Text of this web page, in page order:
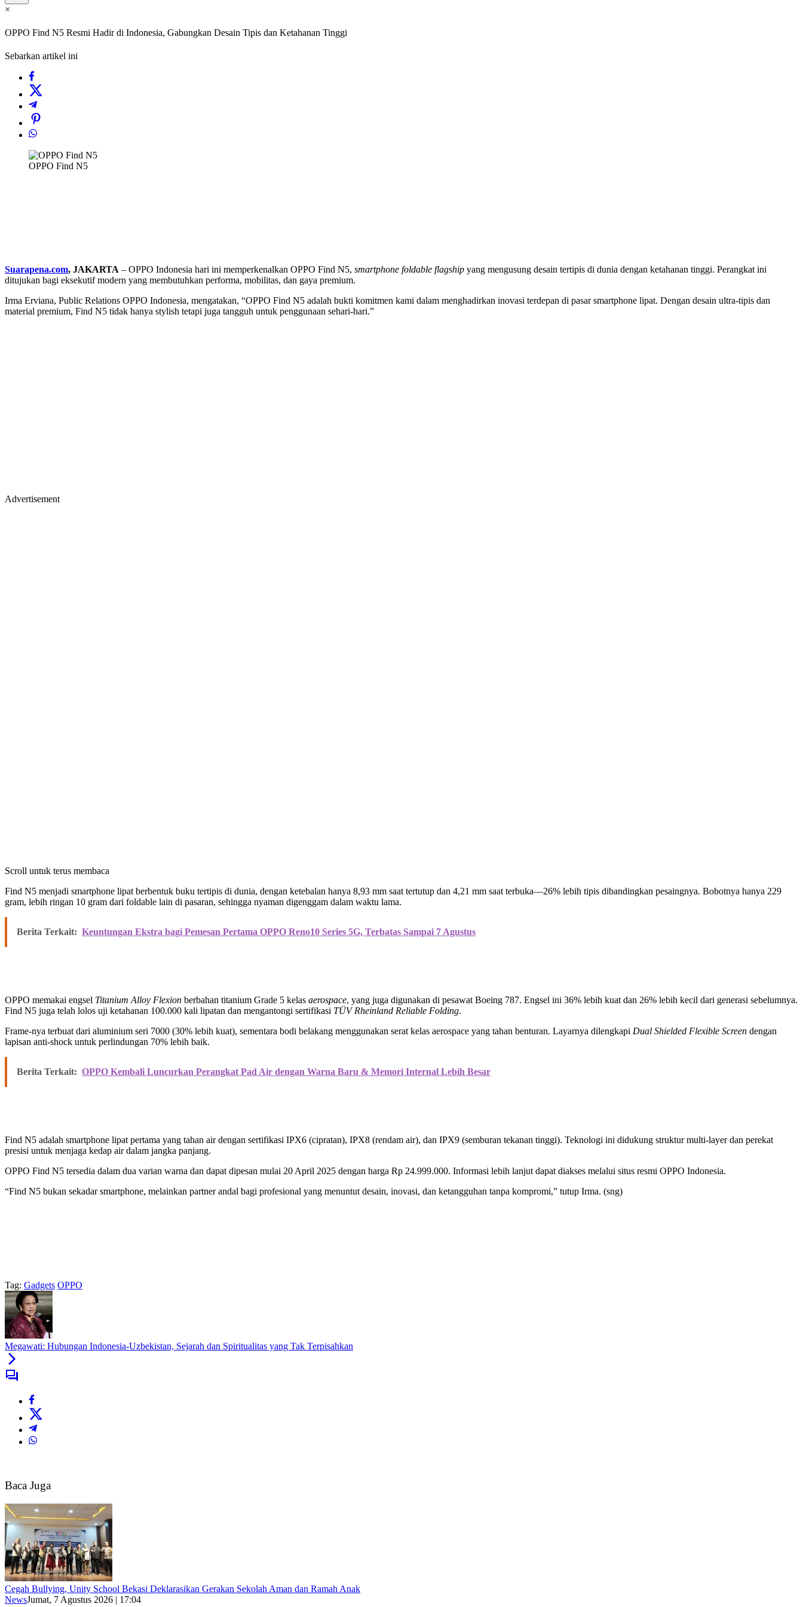
×
OPPO Find N5 Resmi Hadir di Indonesia, Gabungkan Desain Tipis dan Ketahanan Tinggi
Sebarkan artikel ini
OPPO Find N5
Suarapena.com, JAKARTA – OPPO Indonesia hari ini memperkenalkan OPPO Find N5, smartphone foldable flagship yang mengusung desain tertipis di dunia dengan ketahanan tinggi. Perangkat ini
ditujukan bagi eksekutif modern yang membutuhkan performa, mobilitas, dan gaya premium.
Irma Erviana, Public Relations OPPO Indonesia, mengatakan, “OPPO Find N5 adalah bukti komitmen kami dalam menghadirkan inovasi terdepan di pasar smartphone lipat. Dengan desain ultra-tipis dan
material premium, Find N5 tidak hanya stylish tetapi juga tangguh untuk penggunaan sehari-hari.”
Advertisement
Scroll untuk terus membaca
Find N5 menjadi smartphone lipat berbentuk buku tertipis di dunia, dengan ketebalan hanya 8,93 mm saat tertutup dan 4,21 mm saat terbuka—26% lebih tipis dibandingkan pesaingnya. Bobotnya hanya 229
gram, lebih ringan 10 gram dari foldable lain di pasaran, sehingga nyaman digenggam dalam waktu lama.
Berita Terkait: Keuntungan Ekstra bagi Pemesan Pertama OPPO Reno10 Series 5G, Terbatas Sampai 7 Agustus
OPPO memakai engsel Titanium Alloy Flexion berbahan titanium Grade 5 kelas aerospace, yang juga digunakan di pesawat Boeing 787. Engsel ini 36% lebih kuat dan 26% lebih kecil dari generasi sebelumnya.
Find N5 juga telah lolos uji ketahanan 100.000 kali lipatan dan mengantongi sertifikasi TÜV Rheinland Reliable Folding.
Frame-nya terbuat dari aluminium seri 7000 (30% lebih kuat), sementara bodi belakang menggunakan serat kelas aerospace yang tahan benturan. Layarnya dilengkapi Dual Shielded Flexible Screen dengan
lapisan anti-shock untuk perlindungan 70% lebih baik.
Berita Terkait: OPPO Kembali Luncurkan Perangkat Pad Air dengan Warna Baru & Memori Internal Lebih Besar
Find N5 adalah smartphone lipat pertama yang tahan air dengan sertifikasi IPX6 (cipratan), IPX8 (rendam air), dan IPX9 (semburan tekanan tinggi). Teknologi ini didukung struktur multi-layer dan perekat
presisi untuk menjaga kedap air dalam jangka panjang.
OPPO Find N5 tersedia dalam dua varian warna dan dapat dipesan mulai 20 April 2025 dengan harga Rp 24.999.000. Informasi lebih lanjut dapat diakses melalui situs resmi OPPO Indonesia.
“Find N5 bukan sekadar smartphone, melainkan partner andal bagi profesional yang menuntut desain, inovasi, dan ketangguhan tanpa kompromi,” tutup Irma. (sng)
Tag: Gadgets OPPO
Megawati: Hubungan Indonesia-Uzbekistan, Sejarah dan Spiritualitas yang Tak Terpisahkan
Baca Juga
Cegah Bullying, Unity School Bekasi Deklarasikan Gerakan Sekolah Aman dan Ramah Anak
NewsJumat, 7 Agustus 2026 | 17:04